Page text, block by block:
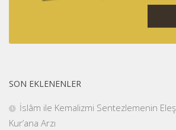
SON EKLENENLER
İslâm ile Kemalizmi Sentezlemenin
Kur’ana Arzı